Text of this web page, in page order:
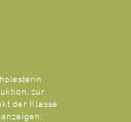
zur
der Klasse